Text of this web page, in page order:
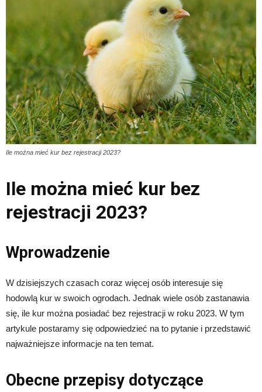
Ile można mieć kur bez rejestracji 2023?
Ile można mieć kur bez
rejestracji 2023?
Wprowadzenie
W dzisiejszych czasach coraz więcej osób interesuje się
hodowlą kur w swoich ogrodach. Jednak wiele osób zastanawia
się, ile kur można posiadać bez rejestracji w roku 2023. W tym
artykule postaramy się odpowiedzieć na to pytanie i przedstawić
najważniejsze informacje na ten temat.
Obecne przepisy dotyczące